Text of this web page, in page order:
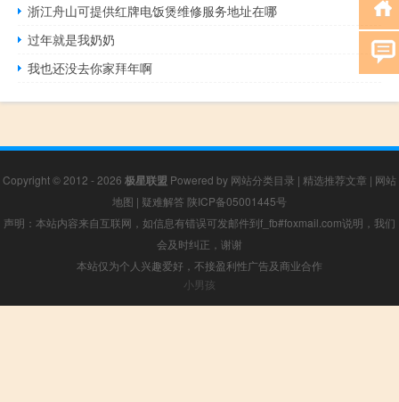
浙江舟山可提供红牌电饭煲维修服务地址在哪
过年就是我奶奶
我也还没去你家拜年啊
Copyright © 2012 - 2026 极星联盟 Powered by 网站分类目录 | 精选推荐文章 | 网站
地图 | 疑难解答 陕ICP备05001445号
声明：本站内容来自互联网，如信息有错误可发邮件到f_fb#foxmail.com说明，我们
会及时纠正，谢谢
本站仅为个人兴趣爱好，不接盈利性广告及商业合作
小男孩